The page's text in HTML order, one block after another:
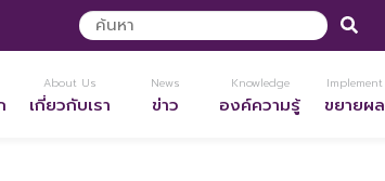
About Us
เกี่ยวกับเรา
News
ข่าว
Knowledge
องค์ความรู้
Implement
ขยายผล